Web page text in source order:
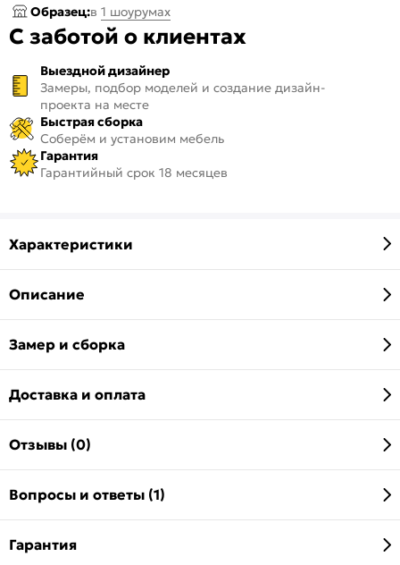
Образец:в 1 шоурумах
С заботой о клиентах
Выездной дизайнер
Замеры, подбор моделей и создание дизайн-
проекта на месте
Быстрая сборка
Соберём и установим мебель
Гарантия
Гарантийный срок 18 месяцев
Характеристики
Описание
Замер и сборка
Доставка и оплата
Отзывы (0)
Вопросы и ответы (1)
Гарантия